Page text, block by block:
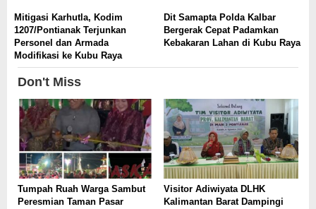
Mitigasi Karhutla, Kodim
1207/Pontianak Terjunkan
Personel dan Armada
Modifikasi ke Kubu Raya
Dit Samapta Polda Kalbar
Bergerak Cepat Padamkan
Kebakaran Lahan di Kubu Raya
Don't Miss
Tumpah Ruah Warga Sambut
Peresmian Taman Pasar
Visitor Adiwiyata DLHK
Kalimantan Barat Dampingi